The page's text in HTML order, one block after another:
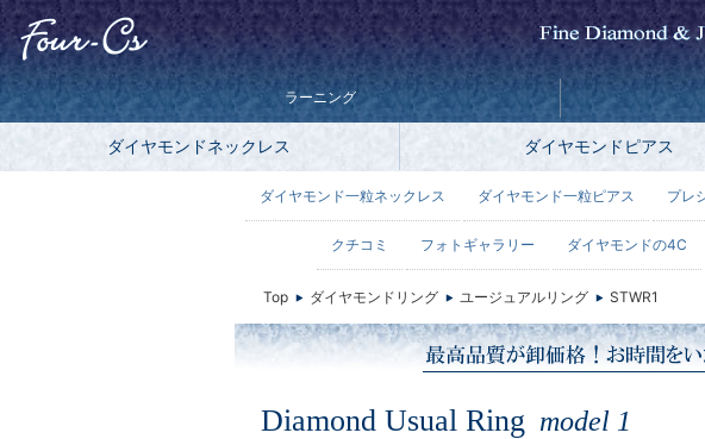
ラーニング
ダイヤモンドネックレス ダイヤモンドピアス
Diamond Usual Ring model 1
Top ダイヤモンドリング ユージュアルリング STWR1
ダイヤモンド一粒ネックレス ダイヤモンド一粒ピアス プレ
クチコミ フォトギャラリー ダイヤモンドの4C